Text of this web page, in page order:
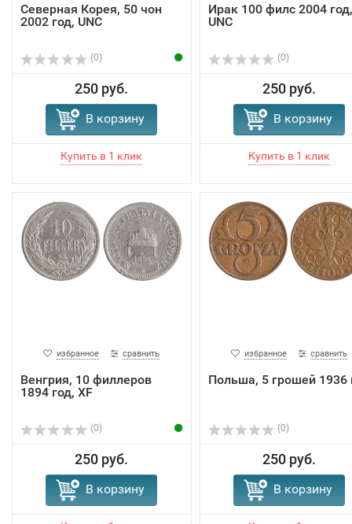
Северная Корея, 50 чон
2002 год, UNC
(0)
250 руб.
В корзину
Ирак 100 филс 2004 год,
UNC
(0)
250 руб.
В корзину
избранное сравнить
Венгрия, 10 филлеров
1894 год, XF
(0)
250 руб.
В корзину
избранное сравнить
Польша, 5 грошей 1936
(0)
250 руб.
В корзину